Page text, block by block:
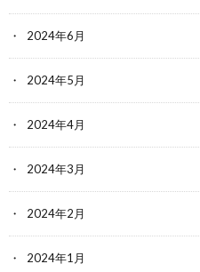
2024年6月
2024年5月
2024年4月
2024年3月
2024年2月
2024年1月